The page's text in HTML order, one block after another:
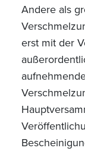
Andere als
erst mit der